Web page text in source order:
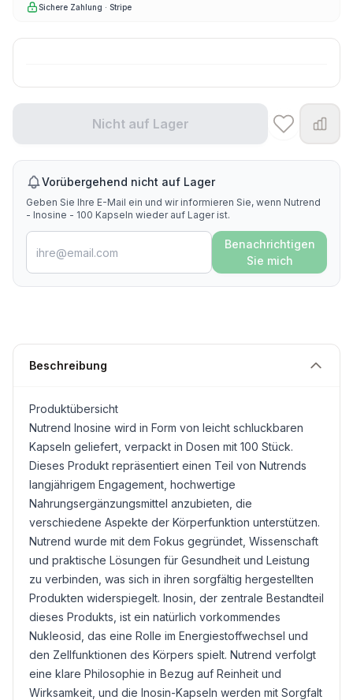
Sichere Zahlung · Stripe
Nicht auf Lager
Vorübergehend nicht auf Lager
Geben Sie Ihre E-Mail ein und wir informieren Sie, wenn Nutrend
- Inosine - 100 Kapseln wieder auf Lager ist.
Benachrichtigen
Sie mich
Beschreibung
Produktübersicht
Nutrend Inosine wird in Form von leicht schluckbaren
Kapseln geliefert, verpackt in Dosen mit 100 Stück.
Dieses Produkt repräsentiert einen Teil von Nutrends
langjährigem Engagement, hochwertige
Nahrungsergänzungsmittel anzubieten, die
verschiedene Aspekte der Körperfunktion unterstützen.
Nutrend wurde mit dem Fokus gegründet, Wissenschaft
und praktische Lösungen für Gesundheit und Leistung
zu verbinden, was sich in ihren sorgfältig hergestellten
Produkten widerspiegelt. Inosin, der zentrale Bestandteil
dieses Produkts, ist ein natürlich vorkommendes
Nukleosid, das eine Rolle im Energiestoffwechsel und
den Zellfunktionen des Körpers spielt. Nutrend verfolgt
eine klare Philosophie in Bezug auf Reinheit und
Wirksamkeit, und die Inosin-Kapseln werden mit Sorgfalt